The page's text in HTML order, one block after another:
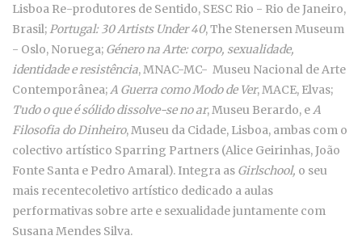
Lisboa Re-produtores de Sentido, SESC Rio - Rio de Janeiro,
Brasil;Portugal: 30 Artists Under 40, The Stenersen Museum
- Oslo, Noruega; Género na Arte: corpo, sexualidade,
identidade e resistência, MNAC-MC- Museu Nacional de Arte
Contemporânea;A Guerra como Modo de Ver, MACE, Elvas;
Tudo o que é sólido dissolve-se no ar, Museu Berardo, eA
Filosofia do Dinheiro, Museu da Cidade, Lisboa, ambas com o
colectivo artístico Sparring Partners (Alice Geirinhas, João
Fonte Santa e Pedro Amaral). Integra as Girlschool, o seu
mais recentecoletivo artístico dedicado a aulas
performativas sobre arte e sexualidade juntamente com
Susana Mendes Silva.